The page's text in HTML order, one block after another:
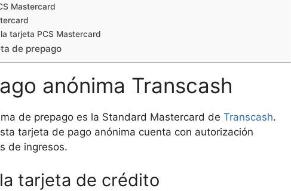
Mastercard
tarjeta PCS Mastercard
de prepago
anónima Transcash
de prepago es la Standard Mastercard de Transcash.
tarjeta de pago anónima cuenta con autorización
de ingresos.
tarjeta de crédito